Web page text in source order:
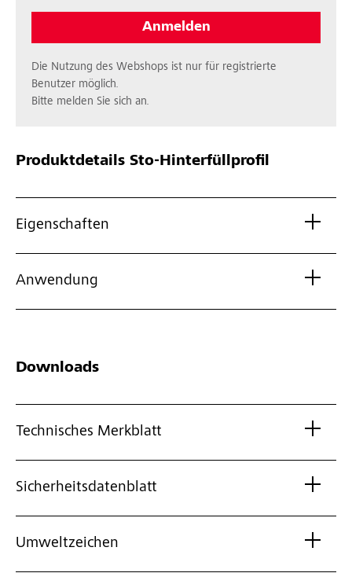
Anmelden
Die Nutzung des Webshops ist nur für registrierte
Benutzer möglich.
Bitte melden Sie sich an.
Produktdetails Sto-Hinterfüllprofil
Eigenschaften
Anwendung
Downloads
Technisches Merkblatt
Sicherheitsdatenblatt
Umweltzeichen